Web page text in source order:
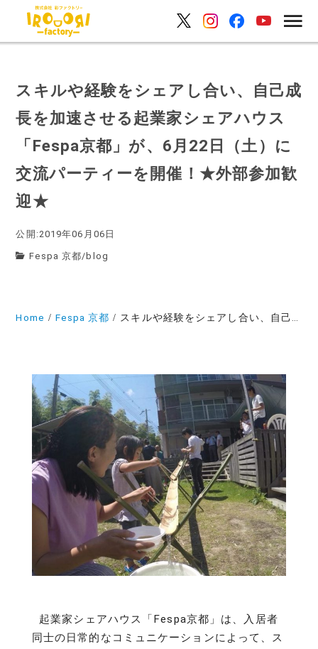
スキルや経験をシェアし合い、自己成
長を加速させる起業家シェアハウス
「Fespa京都」が、6月22日（土）に
交流パーティーを開催！★外部参加歓
迎★
公開:2019年06月06日
Fespa 京都/ blog
Home Fespa 京都 スキルや経験をシェアし合い、自己成長を加速させる起業家シェアハウス「Fespa京都」が、6月22日（土）に交流パーティーを開催！★外部参加歓迎★
起業家シェアハウス「Fespa京都」は、入居者
同士の日常的なコミュニケーションによって、ス